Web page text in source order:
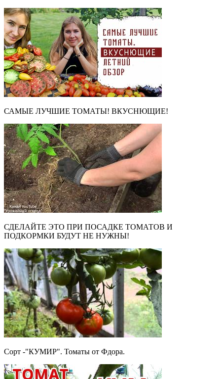
САМЫЕ ЛУЧШИЕ ТОМАТЫ! ВКУСНЮЩИЕ!
СДЕЛАЙТЕ ЭТО ПРИ ПОСАДКЕ ТОМАТОВ И
ПОДКОРМКИ БУДУТ НЕ НУЖНЫ!
Сорт -"КУМИР". Томаты от Фдора.